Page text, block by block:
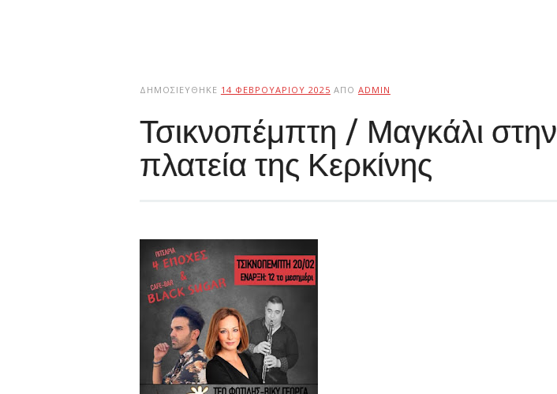
ΔΗΜΟΣΙΕΎΘΗΚΕ 14 ΦΕΒΡΟΥΑΡΊΟΥ 2025 ΑΠΌ ADMIN
Τσικνοπέμπτη / Μαγκάλι στην
πλατεία της Κερκίνης